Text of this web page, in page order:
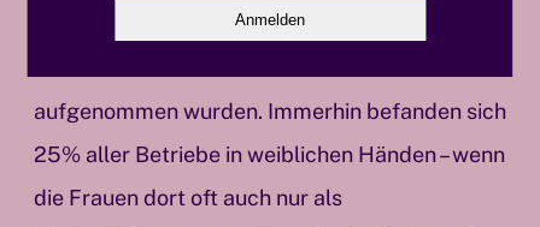
Metall- und Chemieindustriellen schließlich in
aufgenommen wurden. Immerhin befanden sich
25% aller Betriebe in weiblichen Händen – wenn
die Frauen dort oft auch nur als